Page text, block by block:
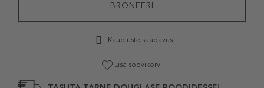
BRONEERI
Kaupluste saadavus
Lisa soovikorvi